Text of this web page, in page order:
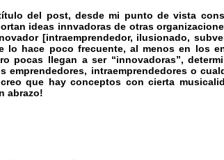
del post, desde mi punto de vista
ideas innvadoras de otras
[intraemprendedor, ilusionado,
lo hace poco frecuente, al menos en los
pocas llegan a ser “innovadoras”,
emprendedores, intraemprendedores o
creo que hay conceptos con cierta
abrazo!